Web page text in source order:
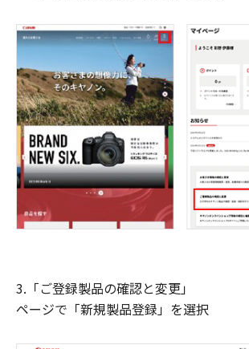
3.「ご登録製品の確認と変更」
ページで「新規製品登録」を選択